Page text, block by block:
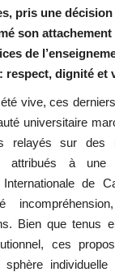
pris une
son
de
respect, dignité et
été vive, ces
universitaire
relayés sur des
attribués à une
Internationale de
Bien que tenus
ces
sphère